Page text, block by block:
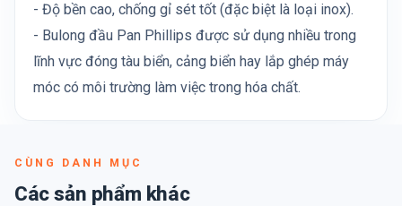
- Độ bền cao, chống gỉ sét tốt (đặc biệt là loại inox).
- Bulong đầu Pan Phillips được sử dụng nhiều trong
lĩnh vực đóng tàu biển, cảng biển hay lắp ghép máy
móc có môi trường làm việc trong hóa chất.
CÙNG DANH MỤC
Các sản phẩm khác